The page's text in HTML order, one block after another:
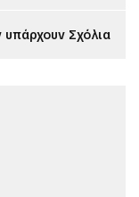
υπάρχουν Σχόλια